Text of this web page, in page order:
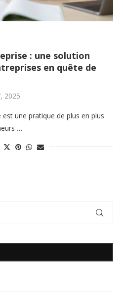
: une solution
en quête de
2025
est une pratique de plus en plus
…